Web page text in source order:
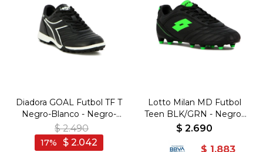
Diadora GOAL Futbol TF T
Negro-Blanco - Negro-
Blanco
$ 2.490
$ 2.042
17
Lotto Milan MD Futbol
Teen BLK/GRN - Negro-
Verde
$ 2.690
$ 1.883